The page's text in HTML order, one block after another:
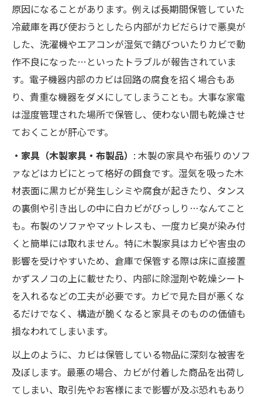
原因になることがあります。例えば長期間保管していた
冷蔵庫を再び使おうとしたら内部がカビだらけで悪臭が
した、洗濯機やエアコンが湿気で錆びついたりカビで動
作不良になった…といったトラブルが報告されていま
す。電子機器内部のカビは回路の腐食を招く場合もあ
り、貴重な機器をダメにしてしまうことも。大事な家電
は湿度管理された場所で保管し、使わない間も乾燥させ
ておくことが肝心です。
・家具（木製家具・布製品） : 木製の家具や布張りのソフ
ァなどはカビにとって格好の餌食です。湿気を吸った木
材表面に黒カビが発生しシミや腐食が起きたり、タンス
の裏側や引き出しの中に白カビがびっしり…なんてこと
も。布製のソファやマットレスも、一度カビ臭が染み付
くと簡単には取れません。特に木製家具はカビや害虫の
影響を受けやすいため、倉庫で保管する際は床に直接置
かずスノコの上に載せたり、内部に除湿剤や乾燥シート
を入れるなどの工夫が必要です。カビで見た目が悪くな
るだけでなく、構造が脆くなると家具そのものの価値も
損なわれてしまいます。
以上のように、カビは保管している物品に深刻な被害を
及ぼします。最悪の場合、カビが付着した商品を出荷し
てしまい、取引先やお客様にまで影響が及ぶ恐れもあり